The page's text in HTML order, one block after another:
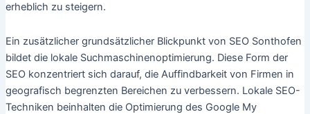
erheblich zu steigern.
Ein zusätzlicher grundsätzlicher Blickpunkt von SEO Sonthofen
bildet die lokale Suchmaschinenoptimierung. Diese Form der
SEO konzentriert sich darauf, die Auffindbarkeit von Firmen in
geografisch begrenzten Bereichen zu verbessern. Lokale SEO-
Techniken beinhalten die Optimierung des Google My